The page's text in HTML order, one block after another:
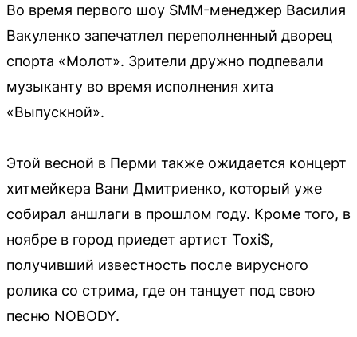
Во время первого шоу SMM-менеджер Василия
Вакуленко запечатлел переполненный дворец
спорта «Молот». Зрители дружно подпевали
музыканту во время исполнения хита
«Выпускной».
Этой весной в Перми также ожидается концерт
хитмейкера Вани Дмитриенко, который уже
собирал аншлаги в прошлом году. Кроме того, в
ноябре в город приедет артист Toxi$,
получивший известность после вирусного
ролика со стрима, где он танцует под свою
песню NOBODY.